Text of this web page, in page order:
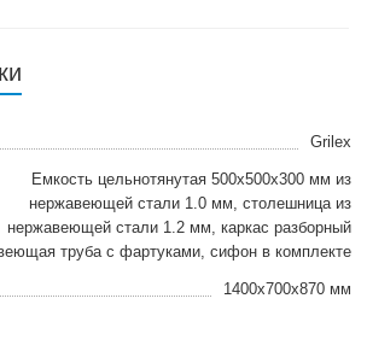
Grilex
Емкость цельнотянутая 500х500х300 мм из
нержавеющей стали 1.0 мм, столешница из
нержавеющей стали 1.2 мм, каркас разборный
труба с фартуками, сифон в комплекте
1400x700x870 мм